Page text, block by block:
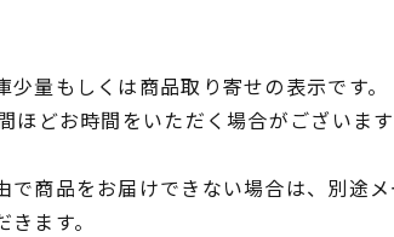
量もしくは商品取り寄せの表示です。
ほどお時間をいただく場合がございま
で商品をお届けできない場合は、別途メ
ます。